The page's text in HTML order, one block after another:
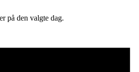
på den valgte dag.